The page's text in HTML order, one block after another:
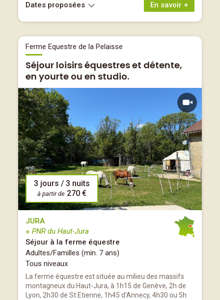
En savoir +
Dates proposées
Ferme Equestre de la Pelaisse
Séjour loisirs équestres et détente,
en yourte ou en studio.
3 jours / 3 nuits
à partir de 270 €
JURA
※ PNR du Haut-Jura
Séjour à la ferme équestre
Adultes/Familles (min. 7 ans)
Tous niveaux
La ferme équestre est située au milieu des massifs
montagneux du Haut-Jura, à 1h15 de Genève, 2h de
Lyon, 2h30 de St Etienne, 1h45 d'Annecy, 4h30 ou 5h